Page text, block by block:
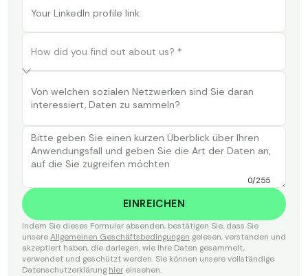
0/255
Indem Sie dieses Formular absenden, bestätigen Sie, dass Sie
unsereAllgemeinen Geschäftsbedingungen gelesen, verstanden und
akzeptiert haben, die darlegen, wie Ihre Daten gesammelt,
verwendet und geschützt werden. Sie können unsere vollständige
Datenschutzerklärung hier einsehen.